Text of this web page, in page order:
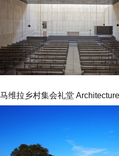
马维拉乡村集会礼堂